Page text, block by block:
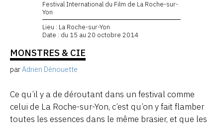
Festival International du Film de La Roche-sur-
Yon
Lieu : La Roche-sur-Yon
Date : du 15 au 20 octobre 2014
MONSTRES & CIE
parAdrien Dénouette
Ce qu’il y a de déroutant dans un festival comme
celui de La Roche-sur-Yon, c’est qu’on y fait flamber
toutes les essences dans le même brasier, et que les